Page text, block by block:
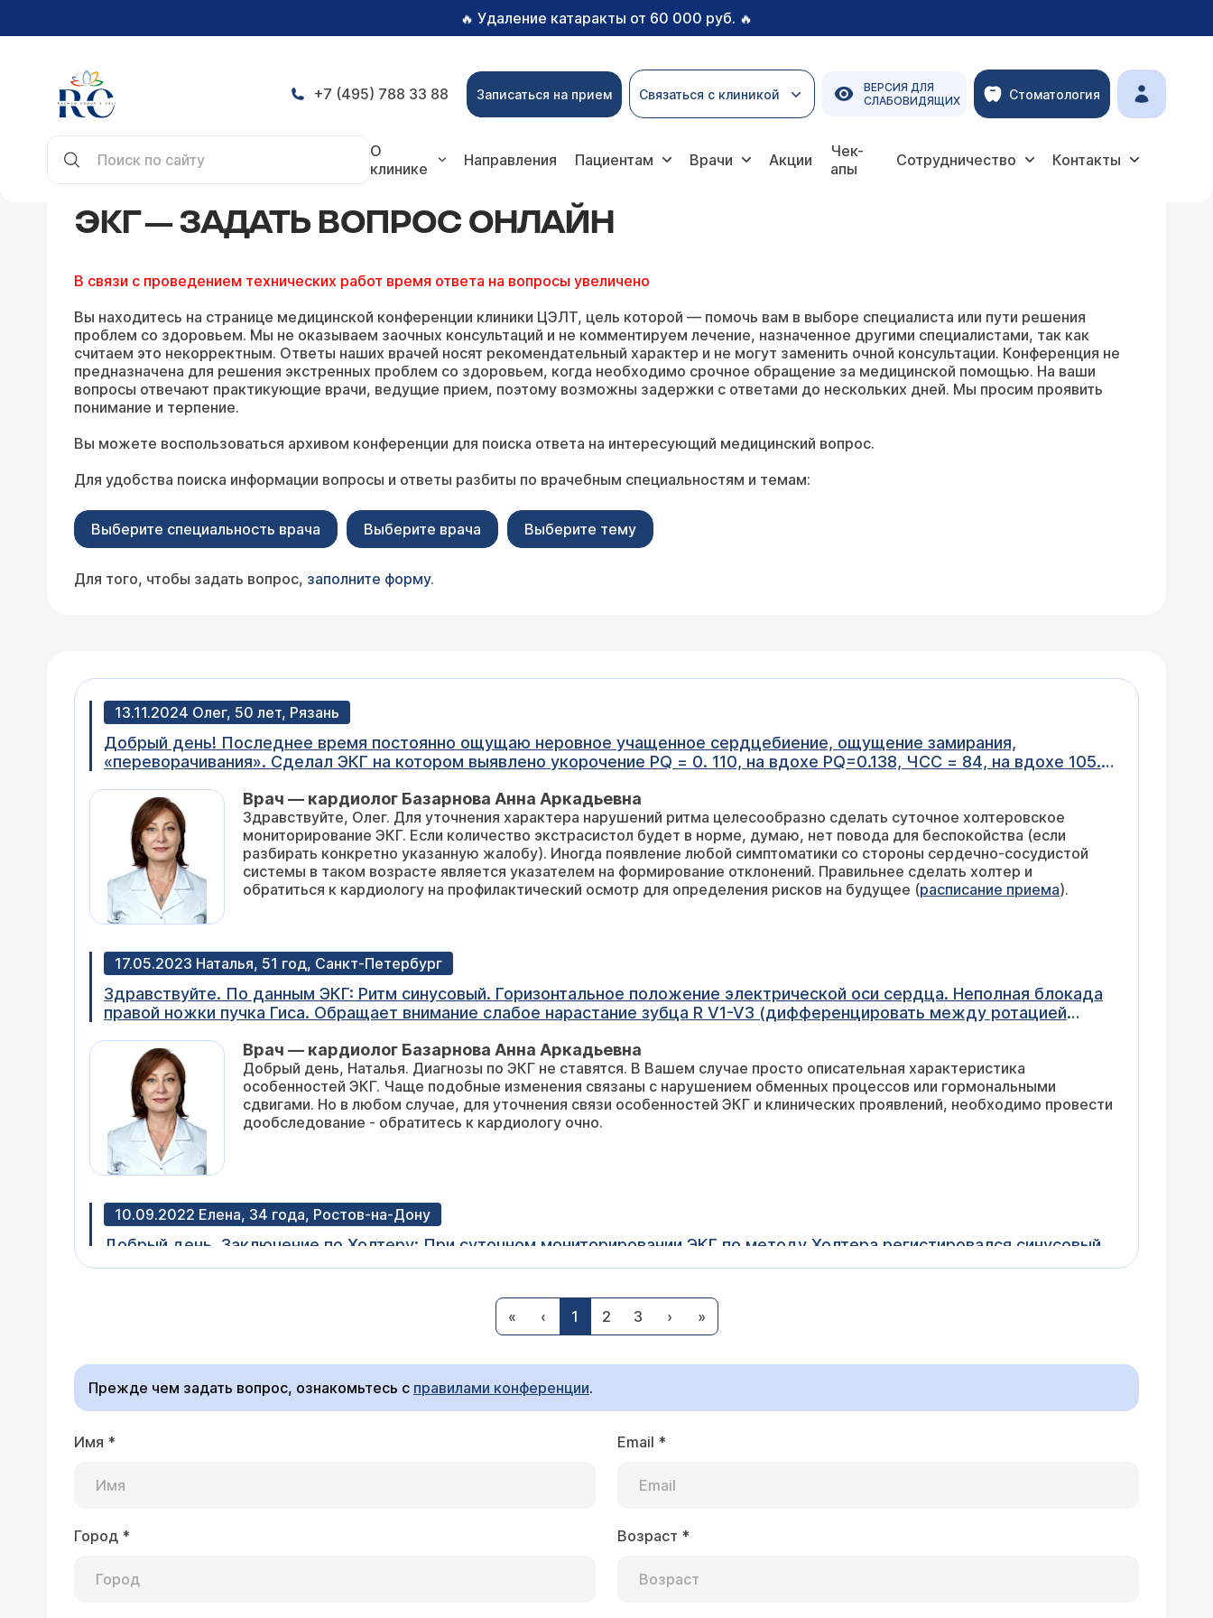
🔥 Удаление катаракты от 60 000 руб. 🔥
+7 (495) 788 33 88 Записаться на прием Связаться с клиникой
ВЕРСИЯ ДЛЯ
СЛАБОВИДЯЩИХ
Стоматология
О
клинике
Направления Пациентам Врачи Акции
Чек-
апы
Сотрудничество Контакты
ЭКГ — ЗАДАТЬ ВОПРОС ОНЛАЙН
В связи с проведением технических работ время ответа на вопросы увеличено
Вы находитесь на странице медицинской конференции клиники ЦЭЛТ, цель которой — помочь вам в выборе специалиста или пути решения
проблем со здоровьем. Мы не оказываем заочных консультаций и не комментируем лечение, назначенное другими специалистами, так как
считаем это некорректным. Ответы наших врачей носят рекомендательный характер и не могут заменить очной консультации. Конференция не
предназначена для решения экстренных проблем со здоровьем, когда необходимо срочное обращение за медицинской помощью. На ваши
вопросы отвечают практикующие врачи, ведущие прием, поэтому возможны задержки с ответами до нескольких дней. Мы просим проявить
понимание и терпение.
Вы можете воспользоваться архивом конференции для поиска ответа на интересующий медицинский вопрос.
Для удобства поиска информации вопросы и ответы разбиты по врачебным специальностям и темам:
Выберите специальность врача Выберите врача Выберите тему
Для того, чтобы задать вопрос, заполните форму.
13.11.2024 Олег, 50 лет, Рязань
Добрый день! Последнее время постоянно ощущаю неровное учащенное сердцебиение, ощущение замирания,
«переворачивания». Сделал ЭКГ на котором выявлено укорочение PQ = 0. 110, на вдохе PQ=0.138, ЧСС = 84, на вдохе 105.
обследования у кардиолога?Врач — кардиолог Базарнова Анна Аркадьевна
Здравствуйте, Олег. Для уточнения характера нарушений ритма целесообразно сделать суточное холтеровское
мониторирование ЭКГ. Если количество экстрасистол будет в норме, думаю, нет повода для беспокойства (если
разбирать конкретно указанную жалобу). Иногда появление любой симптоматики со стороны сердечно-сосудистой
системы в таком возрасте является указателем на формирование отклонений. Правильнее сделать холтер и
обратиться к кардиологу на профилактический осмотр для определения рисков на будущее (расписание приема).
17.05.2023 Наталья, 51 год, Санкт-Петербург
Здравствуйте. По данным ЭКГ: Ритм синусовый. Горизонтальное положение электрической оси сердца. Неполная блокада
правой ножки пучка Гиса. Обращает внимание слабое нарастание зубца R V1-V3 (дифференцировать между ротацией
стенке левого желудочка (дифференцировать между метаболическими нарушениями и недостаточностью
кровоснабжения миокарда). Какой диагноз по ЭКГ?
Врач — кардиолог Базарнова Анна Аркадьевна
Добрый день, Наталья. Диагнозы по ЭКГ не ставятся. В Вашем случае просто описательная характеристика
особенностей ЭКГ. Чаще подобные изменения связаны с нарушением обменных процессов или гормональными
сдвигами. Но в любом случае, для уточнения связи особенностей ЭКГ и клинических проявлений, необходимо провести
дообследование - обратитесь к кардиологу очно.
10.09.2022 Елена, 34 года, Ростов-на-Дону
Добрый день. Заключение по Холтеру: При суточном мониторировании ЭКГ по методу Холтера регистировался синусовый
ритм. Средняя ЧСС была 88 уд/мин в течение дня, 76 уд/мин ночью и 84 уд/мин за весь период регистрации. Максимальная
Интервалы PQ и QT в норме. Эктопическая активность представлена: - частыми (всего за сутки 1704, максимально за 1 час
мониторирования 228) мономорфными желудочковыми экстрасистолами, из них 1 куплет, 22 эпизода тригеминии; - 4
наджелудочковыми экстрасистолами, из них 1 триплет. Девиация ST-T без диагностически значимой динамики.
Врач — кардиолог Базарнова Анна Аркадьевна
Добрый день. Количество экстрасистол, действительно, превышает норму, но не значительно. Данные экстрасистолы
являются условно доброкачественными, то есть не представляют опасности. Такое количество экстрасистол обычно
Заключение ЭКГ минусовый ритм 89-91 в мин . горизонтальное положение ЭОС . Нарушение процессов репорялищации
Добрый день. Несколько учащен пульс, все остальные изменения (насколько можно судить по описанию) не
« ‹ 1 2 3 › »
Прежде чем задать вопрос, ознакомьтесь с правилами конференции.
Имя * Email *
Город * Возраст *